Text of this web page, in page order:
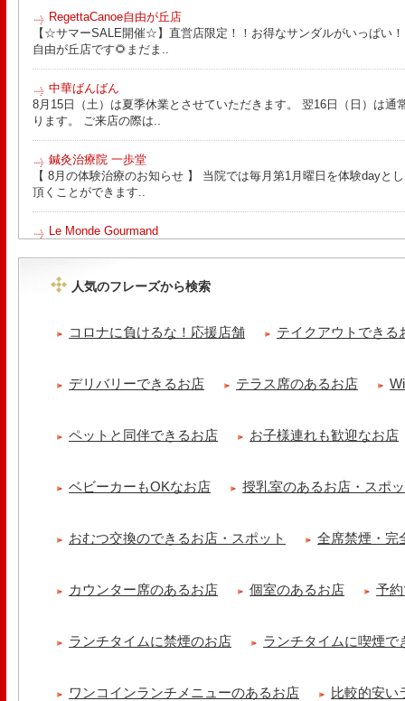
RegettaCanoe自由が丘店
【☆サマーSALE開催☆】直営店限定！！お得なサンダルがいっぱい
自由が丘店です🌻まだま..
中華ばんばん
8月15日（土）は夏季休業とさせていただきます。 翌16日（日）は通
ります。 ご来店の際は..
鍼灸治療院 一歩堂
【 8月の体験治療のお知らせ 】 当院では毎月第1月曜日を体験dayと
頂くことができます..
Le Monde Gourmand
ッコラサラダをそえて)手..
【 平日限定ランチメニュー 】 ワンプレートランチ登場！！パスタや
京都九条ねぎ焼き専門店 ねぎ家 -時代家 旬-
だれ。とろりとした温泉卵..
【 よもぎ蒸しやリラクゼーション専門の顧問契約 】 冷え性改善協会
クゼーション店を専..
人気のフレーズから検索
コロナに負けるな！応援店舗 テイクアウトできる
デリバリーできるお店 テラス席のあるお店
ペットと同伴できるお店 お子様連れも歓迎なお店
ベビーカーもOKなお店 授乳室のあるお店・スポ
おむつ交換のできるお店・スポット 全席禁煙・完
カウンター席のあるお店 個室のあるお店 予
ランチタイムに禁煙のお店 ランチタイムに喫煙で
ワンコインランチメニューのあるお店 比較的安い